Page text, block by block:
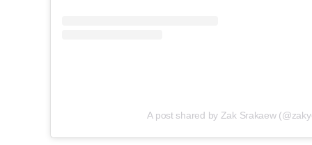
A post shared by Zak Srakaew